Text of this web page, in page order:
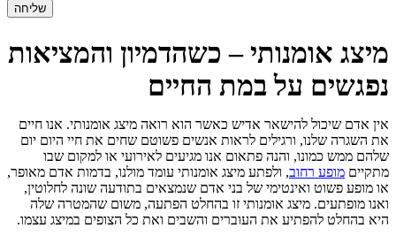
מיצג אומנותי – כשהדמיון והמציאות
נפגשים על במת החיים
אין אדם שיכול להישאר אדיש כאשר הוא רואה מיצג אומנותי. אנו חיים
את השגרה שלנו, ורגילים לראות אנשים פשוטם שחים את חיי היום יום
שלהם ממש כמונו, והנה פתאום אנו מגיעים לאירועי או למקום שבו
מתקיים מופע רחוב, ולפתע מיצג אומנותי עומד מולנו, בדמות אדם מאופר,
או מופע פשוט ואינטימי של בני אדם שנמצאים בתודעה שונה לחלוטין,
ואנו מופתעים. מיצג אומנותי זו בהחלט הפתעה, משום שהמטרה שלה
היא בהחלט להפתיע את העוברים והשבים ואת כל הצופים במיצג עצמו.